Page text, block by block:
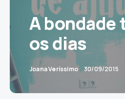
A bondade
os dias
Joana Veríssimo 30/09/2015